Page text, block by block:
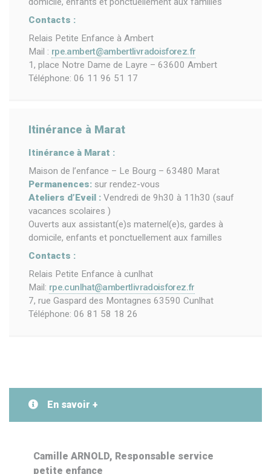
Contacts :
Relais Petite Enfance à Ambert
Mail : rpe.ambert@ambertlivradoisforez.fr
1, place Notre Dame de Layre – 63600 Ambert
Téléphone: 06 11 96 51 17
Itinérance à Marat
Itinérance à Marat :
Maison de l’enfance – Le Bourg – 63480 Marat
Permanences: sur rendez-vous
Ateliers d’Eveil : Vendredi de 9h30 à 11h30 (sauf
vacances scolaires )
Ouverts aux assistant(e)s maternel(e)s, gardes à
domicile, enfants et ponctuellement aux familles
Contacts :
Relais Petite Enfance à cunlhat
Mail: rpe.cunlhat@ambertlivradoisforez.fr
7, rue Gaspard des Montagnes 63590 Cunlhat
Téléphone: 06 81 58 18 26
En savoir +
Camille ARNOLD, Responsable service
petite enfance